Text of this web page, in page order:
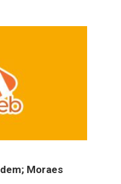
Moraes